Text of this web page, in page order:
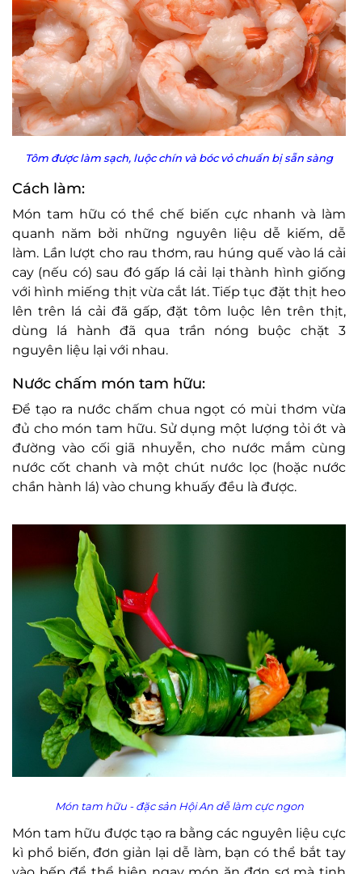
Tôm được làm sạch, luộc chín và bóc vỏ chuẩn bị sẵn sàng
Cách làm:
Món tam hữu có thể chế biến cực nhanh và làm
quanh năm bởi những nguyên liệu dễ kiếm, dễ
làm. Lần lượt cho rau thơm, rau húng quế vào lá cải
cay (nếu có) sau đó gấp lá cải lại thành hình giống
với hình miếng thịt vừa cắt lát. Tiếp tục đặt thịt heo
lên trên lá cải đã gấp, đặt tôm luộc lên trên thịt,
dùng lá hành đã qua trần nóng buộc chặt 3
nguyên liệu lại với nhau.
Nước chấm món tam hữu:
Để tạo ra nước chấm chua ngọt có mùi thơm vừa
đủ cho món tam hữu. Sử dụng một lượng tỏi ớt và
đường vào cối giã nhuyễn, cho nước mắm cùng
nước cốt chanh và một chút nước lọc (hoặc nước
chần hành lá) vào chung khuấy đều là được.
Món tam hữu - đặc sản Hội An dễ làm cực ngon
Món tam hữu được tạo ra bằng các nguyên liệu cực
kì phổ biến, đơn giản lại dễ làm, bạn có thể bắt tay